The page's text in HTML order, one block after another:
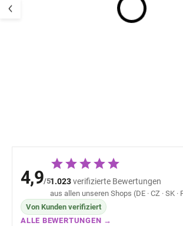
4,9/51.023verifizierte Bewertungen
aus allen unseren Shops (DE · CZ · SK ·
Von Kunden verifiziert
ALLE BEWERTUNGEN →